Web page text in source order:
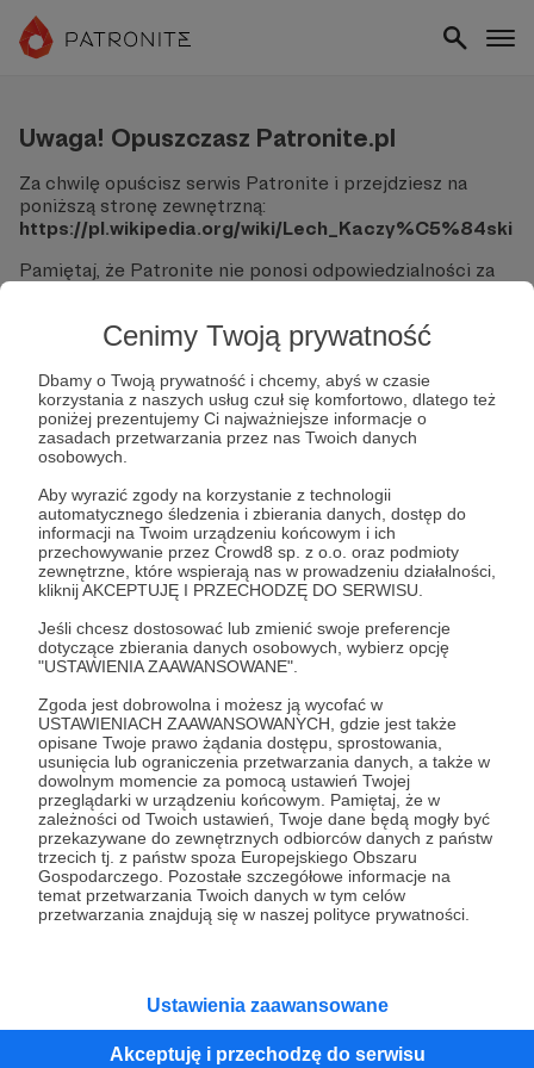
Cenimy Twoją prywatność
Dbamy o Twoją prywatność i chcemy, abyś w czasie
korzystania z naszych usług czuł się komfortowo, dlatego też
poniżej prezentujemy Ci najważniejsze informacje o
zasadach przetwarzania przez nas Twoich danych
osobowych.
Aby wyrazić zgody na korzystanie z technologii
automatycznego śledzenia i zbierania danych, dostęp do
informacji na Twoim urządzeniu końcowym i ich
przechowywanie przez Crowd8 sp. z o.o. oraz podmioty
zewnętrzne, które wspierają nas w prowadzeniu działalności,
kliknij AKCEPTUJĘ I PRZECHODZĘ DO SERWISU.
Jeśli chcesz dostosować lub zmienić swoje preferencje
dotyczące zbierania danych osobowych, wybierz opcję
"USTAWIENIA ZAAWANSOWANE".
Zgoda jest dobrowolna i możesz ją wycofać w
USTAWIENIACH ZAAWANSOWANYCH, gdzie jest także
opisane Twoje prawo żądania dostępu, sprostowania,
usunięcia lub ograniczenia przetwarzania danych, a także w
dowolnym momencie za pomocą ustawień Twojej
przeglądarki w urządzeniu końcowym. Pamiętaj, że w
zależności od Twoich ustawień, Twoje dane będą mogły być
przekazywane do zewnętrznych odbiorców danych z państw
trzecich tj. z państw spoza Europejskiego Obszaru
Gospodarczego. Pozostałe szczegółowe informacje na
temat przetwarzania Twoich danych w tym celów
przetwarzania znajdują się w naszej polityce prywatności.
Ustawienia zaawansowane
Akceptuję i przechodzę do serwisu
Uwaga! Opuszczasz Patronite.pl
Za chwilę opuścisz serwis Patronite i przejdziesz na
poniższą stronę zewnętrzną:
https://pl.wikipedia.org/wiki/Lech_Kaczy%C5%84ski
Pamiętaj, że Patronite nie ponosi odpowiedzialności za
Nie podawaj swoich danych logowania ani informacji
finansowych na podjerzanych stronach.
Sprawdź dokładnie adres URL, zanim klikniesz przycisk
"Tak, przejdź do strony".
Jeśli masz wątpliwości, wróć do Patronite i zweryfikuj
link.
Czy na pewno chcesz kontynuować?
Tak, przejdź do strony
Kategorie
O Patronite
Dodatkowe produkty
Pomoc
RegulaminPolityka prywatnościPatronite Commons
Unia Europejska